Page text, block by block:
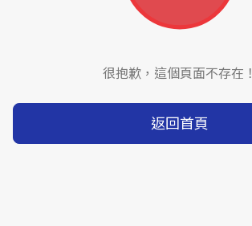
很抱歉，這個頁面不存在！
返回首頁